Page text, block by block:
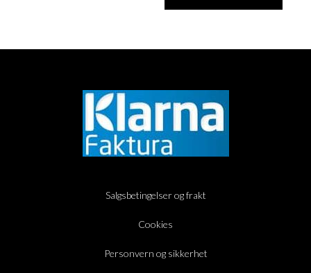
Salgsbetingelser og frakt
Cookies
Personvern og sikkerhet